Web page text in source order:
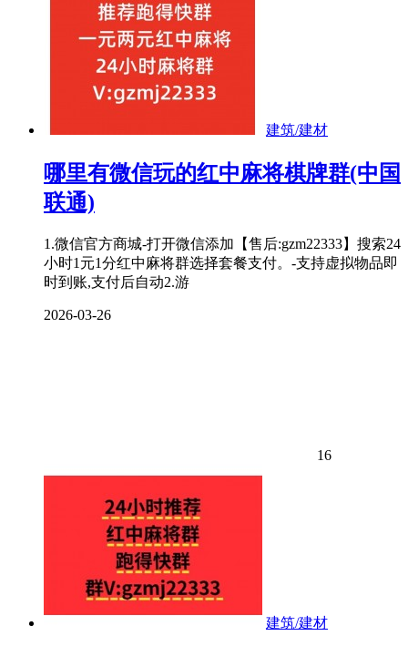
建筑/建材
哪里有微信玩的红中麻将棋牌群(中国
联通)
1.微信官方商城-打开微信添加【售后:gzm22333】搜索24
小时1元1分红中麻将群选择套餐支付。-支持虚拟物品即
时到账,支付后自动2.游
2026-03-26
16
建筑/建材